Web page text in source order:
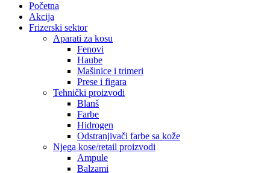
Početna
Akcija
Frizerski sektor
Aparati za kosu
Fenovi
Haube
Mašinice i trimeri
Prese i figara
Tehnički proizvodi
Blanš
Farbe
Hidrogen
Odstranjivači farbe sa kože
Njega kose/retail proizvodi
Ampule
Balzami